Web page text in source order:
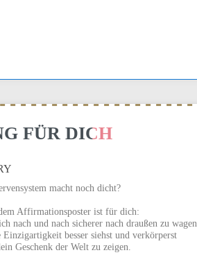
FÜR DICH
macht noch dicht?
Affirmationsposter ist für dich:
nach und nach sicherer nach draußen zu wagen
besser siehst und verkörperst
Geschenk der Welt zu zeigen.